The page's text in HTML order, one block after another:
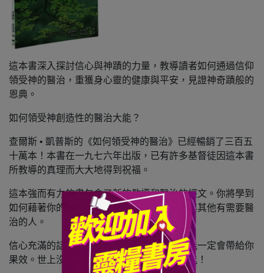
這本書深入探討信心與神蹟的力量，教導讀者如何通過信仰
領受神的醫治，重獲身心靈的健康與平安，見證神奇蹟般的
恩典。
如何領受神創造性的醫治大能？
查爾斯 • 凱普斯的《如何領受神的醫治》已經暢銷了三百五
十萬本！本書在一九七六年出版，已有許多基督徒因這本書
所教導的真理而大大地得到祝福。
這本強而有力的書包含了新的教導和醫治的經文。你將學到
如何藉著你的口來釋放神醫治的大能給自己與其他有需要醫
治的人。
信心充滿的話語會幫助你得勝。神的醫治大能一定會帶給你
果效。世上沒有任何疾病能抵擋神的醫治大能！